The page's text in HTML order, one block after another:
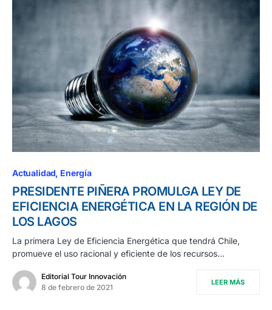
Actualidad Energía
PRESIDENTE PIÑERA PROMULGA LEY DE
EFICIENCIA ENERGÉTICA EN LA REGIÓN DE
LOS LAGOS
La primera Ley de Eficiencia Energética que tendrá Chile,
promueve el uso racional y eficiente de los recursos…
Editorial Tour Innovación
8 de febrero de 2021
LEER MÁS